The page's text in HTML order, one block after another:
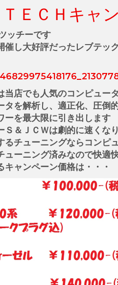
ＴＥＣＨキャ
ッチーです
催し大好評だったレブテッ
当店でも人気のコンピュー
タを解析し、適正化、圧倒
ーを最大限に引き出します
Ｓ＆ＪＣＷは劇的に速くな
るチューニングならコンピ
ューニング済みなので快適
キャンペーン価格は・・・